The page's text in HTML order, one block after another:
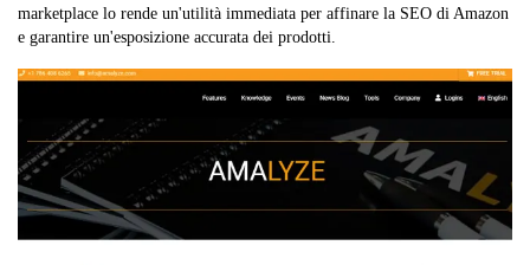
marketplace lo rende un'utilità immediata per affinare la SEO di Amazon
e garantire un'esposizione accurata dei prodotti.